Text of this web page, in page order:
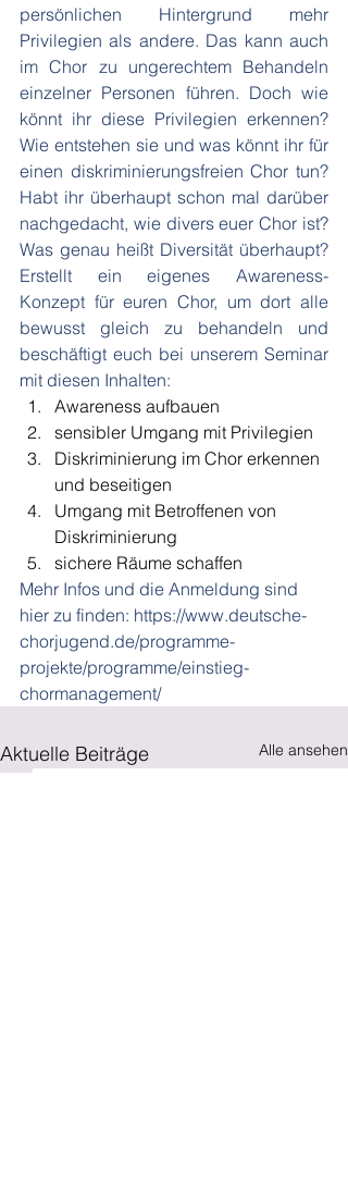
persönlichen Hintergrund mehr
Privilegien als andere. Das kann auch
im Chor zu ungerechtem Behandeln
einzelner Personen führen. Doch wie
könnt ihr diese Privilegien erkennen?
Wie entstehen sie und was könnt ihr für
einen diskriminierungsfreien Chor tun?
Habt ihr überhaupt schon mal darüber
nachgedacht, wie divers euer Chor ist?
Was genau heißt Diversität überhaupt?
Erstellt ein eigenes Awareness-
Konzept für euren Chor, um dort alle
bewusst gleich zu behandeln und
beschäftigt euch bei unserem Seminar
mit diesen Inhalten:
Awareness aufbauen
sensibler Umgang mit Privilegien
Diskriminierung im Chor erkennen
und beseitigen
Umgang mit Betroffenen von
Diskriminierung
sichere Räume schaffen
Mehr Infos und die Anmeldung sind
hier zu finden: https://www.deutsche-
chorjugend.de/programme-
projekte/programme/einstieg-
chormanagement/
Aktuelle Beiträge Alle ansehen